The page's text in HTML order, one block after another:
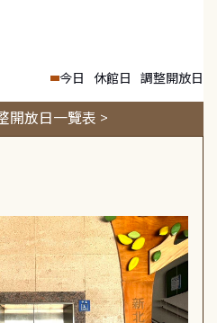
今日 休館日 調整開放日
開放日一覽表 >